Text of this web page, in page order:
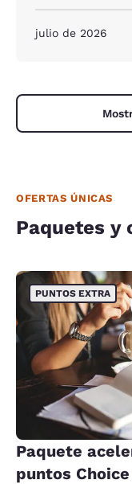
julio de 2026
OFERTAS ÚNICAS
Paquetes y
PUNTOS EXTRA
Paquete
puntos